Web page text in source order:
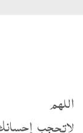
اللهم
لاتحجب